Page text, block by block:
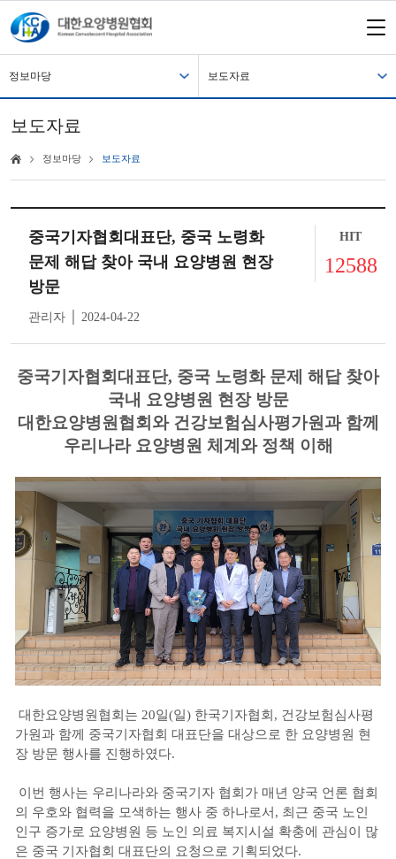
정보마당 보도자료
보도자료
정보마당 보도자료
중국기자협회대표단, 중국 노령화
문제 해답 찾아 국내 요양병원 현장
방문
관리자 │ 2024-04-22
HIT
12588
중국기자협회대표단, 중국 노령화 문제 해답 찾아
국내 요양병원 현장 방문
대한요양병원협회와 건강보험심사평가원과 함께
우리나라 요양병원 체계와 정책 이해
대한요양병원협회는 20일(일) 한국기자협회, 건강보험심사평
가원과 함께 중국기자협회 대표단을 대상으로 한 요양병원 현
장 방문 행사를 진행하였다.
이번 행사는 우리나라와 중국기자 협회가 매년 양국 언론 협회
의 우호와 협력을 모색하는 행사 중 하나로서, 최근 중국 노인
인구 증가로 요양병원 등 노인 의료 복지시설 확충에 관심이 많
은 중국 기자협회 대표단의 요청으로 기획되었다.